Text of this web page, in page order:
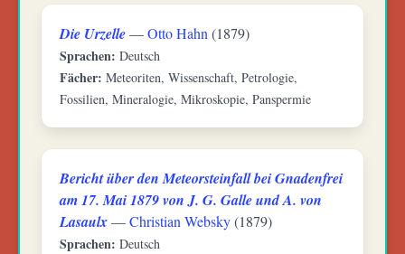
Die Urzelle—Otto Hahn (1879)
Sprachen: Deutsch
Fächer: Meteoriten, Wissenschaft, Petrologie,
Fossilien, Mineralogie, Mikroskopie, Panspermie
Bericht über den Meteorsteinfall bei Gnadenfrei
am 17. Mai 1879 von J. G. Galle und A. von
Lasaulx—Christian Websky(1879)
Sprachen: Deutsch